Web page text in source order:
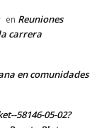
en Reuniones
carrera
en comunidades
58146-05-02?